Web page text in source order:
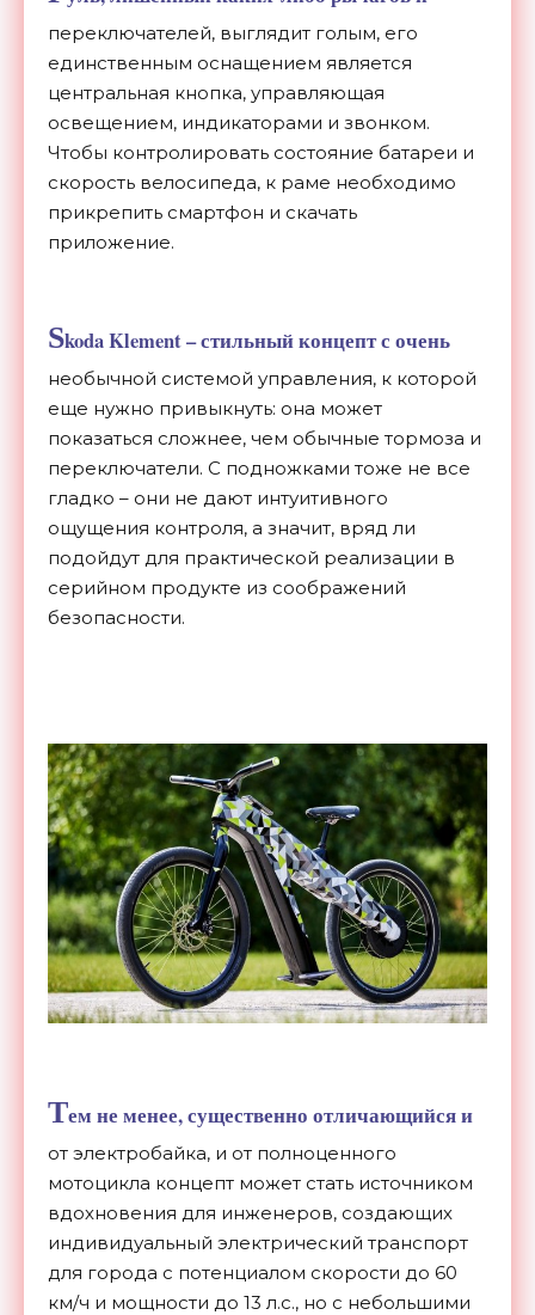
переключателей, выглядит голым, его
единственным оснащением является
центральная кнопка, управляющая
освещением, индикаторами и звонком.
Чтобы контролировать состояние батареи и
скорость велосипеда, к раме необходимо
прикрепить смартфон и скачать
приложение.
Skoda Klement – стильный концепт с очень
необычной системой управления, к которой
еще нужно привыкнуть: она может
показаться сложнее, чем обычные тормоза и
переключатели. С подножками тоже не все
гладко – они не дают интуитивного
ощущения контроля, а значит, вряд ли
подойдут для практической реализации в
серийном продукте из соображений
безопасности.
Тем не менее, существенно отличающийся и
от электробайка, и от полноценного
мотоцикла концепт может стать источником
вдохновения для инженеров, создающих
индивидуальный электрический транспорт
для города с потенциалом скорости до 60
км/ч и мощности до 13 л.с., но с небольшими